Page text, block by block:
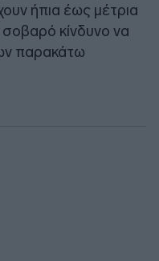
ήπια έως μέτρια
κίνδυνο να
παρακάτω